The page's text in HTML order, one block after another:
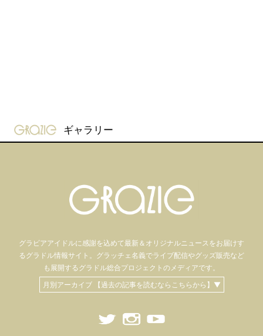
gravure-grazie
ギャラリー
グラビアアイドルに感謝を込めて最新＆オリジナルニュースをお届けす
るグラドル情報サイト。 グラッチェ名義でライブ配信やグッズ販売など
も 展開するグラドル総合プロジェクトのメディアです。
月別アーカイブ 【過去の記事を読むならこちらから】▼